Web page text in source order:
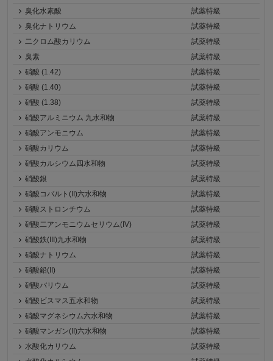
臭化水素酸
試薬特級
臭化ナトリウム
試薬特級
二クロム酸カリウム
試薬特級
臭素
試薬特級
硝酸 (1.42)
試薬特級
硝酸 (1.40)
試薬特級
硝酸 (1.38)
試薬特級
硝酸アルミニウム 九水和物
試薬特級
硝酸アンモニウム
試薬特級
硝酸カリウム
試薬特級
硝酸カルシウム四水和物
試薬特級
硝酸銀
試薬特級
硝酸コバルト(II)六水和物
試薬特級
硝酸ストロンチウム
試薬特級
硝酸二アンモニウムセリウム(IV)
試薬特級
硝酸鉄(III)九水和物
試薬特級
硝酸ナトリウム
試薬特級
硝酸鉛(II)
試薬特級
硝酸バリウム
試薬特級
硝酸ビスマス五水和物
試薬特級
硝酸マグネシウム六水和物
試薬特級
硝酸マンガン(II)六水和物
試薬特級
水酸化カリウム
試薬特級